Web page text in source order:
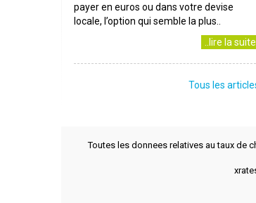
payer en euros ou dans votre devise
locale, l’option qui semble la plus..
..lire la suite
Tous les
Toutes les donnees relatives au taux de